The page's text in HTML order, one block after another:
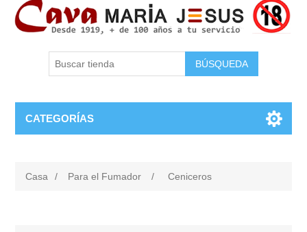
CATEGORÍAS
Casa / Para el Fumador / Ceniceros